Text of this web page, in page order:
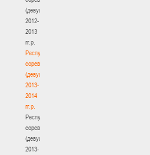
(девушки)
2012-
2013
гг.р.
Республиканские
соревнования
(девушки)
2013-
2014
гг.р.
Республиканские
соревнования
(девушки)
2013-